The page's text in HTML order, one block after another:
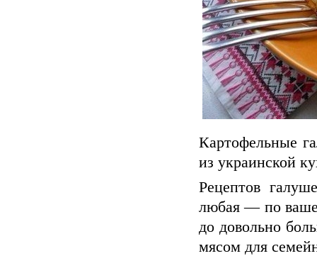
Картофельные
из украинской
Рецептов
любая — по
до довольно
мясом для